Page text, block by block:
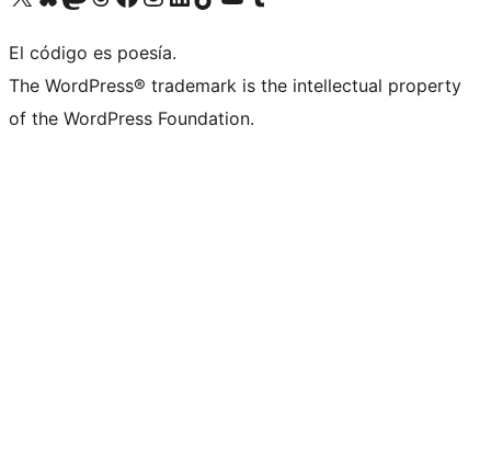
El código es poesía.
The WordPress® trademark is the intellectual property
of the WordPress Foundation.